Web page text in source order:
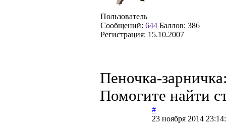
Пользователь
Сообщений: 644 Баллов: 386
Регистрация: 15.10.2007
Пеночка-
Помогите найти
#
23 ноября 2014